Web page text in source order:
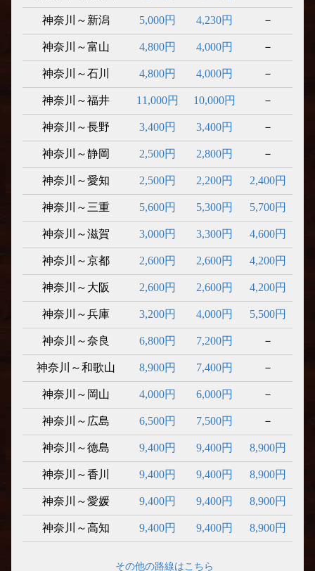
神奈川～新潟 5,000円 4,230円 －
神奈川～富山 4,800円 4,000円 －
神奈川～石川 4,800円 4,000円 －
神奈川～福井 11,000円 10,000円 －
神奈川～長野 3,400円 3,400円 －
神奈川～静岡 2,500円 2,800円 －
神奈川～愛知 2,500円 2,200円 2,400円
神奈川～三重 5,600円 5,300円 5,700円
神奈川～滋賀 3,000円 3,300円 4,600円
神奈川～京都 2,600円 2,600円 4,200円
神奈川～大阪 2,600円 2,600円 4,200円
神奈川～兵庫 3,200円 4,000円 5,500円
神奈川～奈良 6,800円 7,200円 －
神奈川～和歌山 8,900円 7,400円 －
神奈川～岡山 4,000円 6,000円 －
神奈川～広島 6,500円 7,500円 －
神奈川～徳島 9,400円 9,400円 8,900円
神奈川～香川 9,400円 9,400円 8,900円
神奈川～愛媛 9,400円 9,400円 8,900円
神奈川～高知 9,400円 9,400円 8,900円
その他の路線はこちら